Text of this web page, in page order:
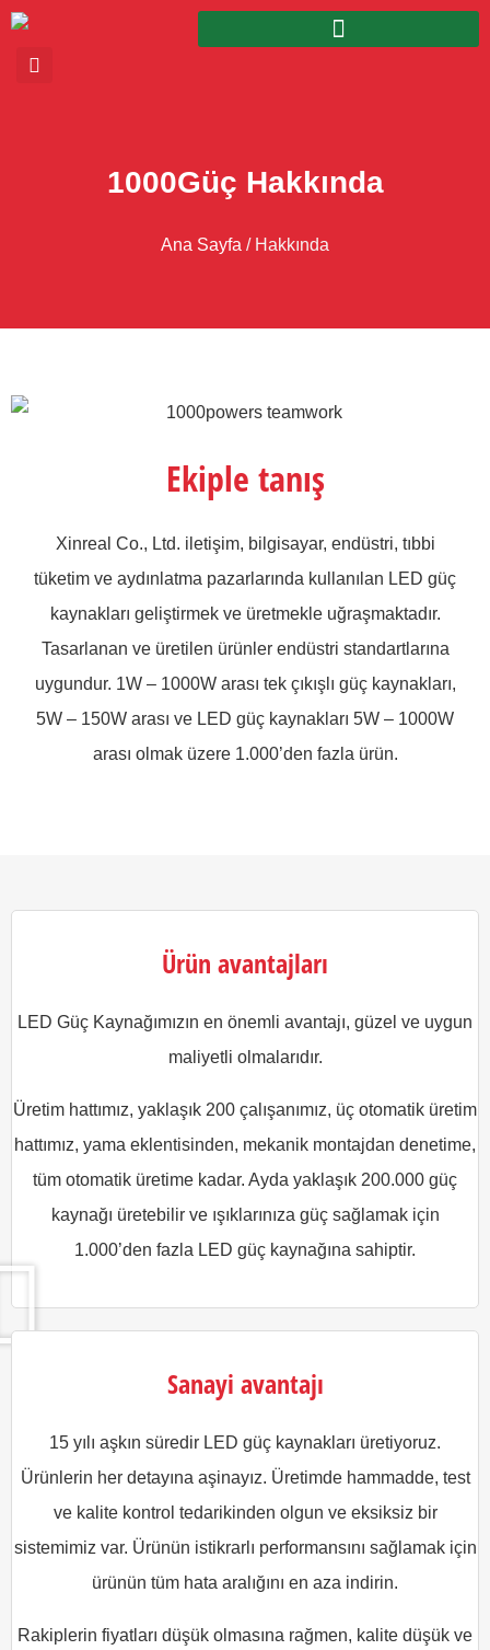
1000Güç Hakkında
Ana Sayfa / Hakkında
Ekiple tanış
Xinreal Co., Ltd. iletişim, bilgisayar, endüstri, tıbbi
tüketim ve aydınlatma pazarlarında kullanılan LED güç
kaynakları geliştirmek ve üretmekle uğraşmaktadır.
Tasarlanan ve üretilen ürünler endüstri standartlarına
uygundur. 1W – 1000W arası tek çıkışlı güç kaynakları,
5W – 150W arası ve LED güç kaynakları 5W – 1000W
arası olmak üzere 1.000’den fazla ürün.
Ürün avantajları
LED Güç Kaynağımızın en önemli avantajı, güzel ve uygun
maliyetli olmalarıdır.
Üretim hattımız, yaklaşık 200 çalışanımız, üç otomatik üretim
hattımız, yama eklentisinden, mekanik montajdan denetime,
tüm otomatik üretime kadar. Ayda yaklaşık 200.000 güç
kaynağı üretebilir ve ışıklarınıza güç sağlamak için
1.000’den fazla LED güç kaynağına sahiptir.
Sanayi avantajı
15 yılı aşkın süredir LED güç kaynakları üretiyoruz.
Ürünlerin her detayına aşinayız. Üretimde hammadde, test
ve kalite kontrol tedarikinden olgun ve eksiksiz bir
sistemimiz var. Ürünün istikrarlı performansını sağlamak için
ürünün tüm hata aralığını en aza indirin.
Rakiplerin fiyatları düşük olmasına rağmen, kalite düşük ve